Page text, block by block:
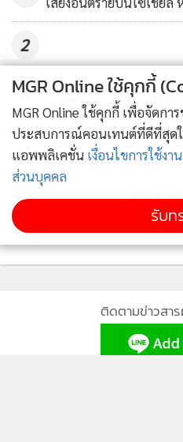
ต่อความกังวลของกลุ่มแฟนคลับ
ของวงในช่วงนี้ “ไม่ใช่สิ่งที่คนทั่ว
เขากล่าวถึงขั้นว่าวงได้ “ทรยศต่
“ไว้วางใจให้คุณเป็นคนที่ดีกว่า
เปลี่ยนแปลง เพราะคุณเคยสัญญ
สรุปว่า “ตอนนี้คุณแค่แก่เฒ่าแล
การแต่งตั้งเอมิลี่ อาร์มสตรองเ
Park และอัลบั้ม “From Zero” ยั
แฟน ๆ มากมาย ไมค์ ชิโนดะได้
ในการสนทนาบน Discord โดยเ
ตกใจและความไม่พอใจของสาธ
พูดคุยอย่างให้เกียรติกัน
2
3
"เจคอบ บาทาลอน" แห่ง
สาวดีไซเนอร์ หลังหมั้นปี
4
"เอ็มมา โรเบิร์ตส์" แต่งง
งาน แต่พ่อแท้ ๆ ไม่ได้รับ
ข่าวอื่น
ติดตามข่าวสา
MGR Online ใช้คุกกี้
MGR Online ใช้คุกกี้ เพื่อจัดก
ประสบการณ์คอนเทนต์ที่ดีที่สุด
แอพพลิเคชั่น เงื่อนไขการใช้งา
ส่วนบุคคล
รับท